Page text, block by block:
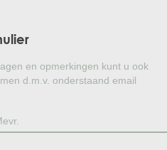
en opmerkingen kunt u ook
d.m.v. onderstaand email